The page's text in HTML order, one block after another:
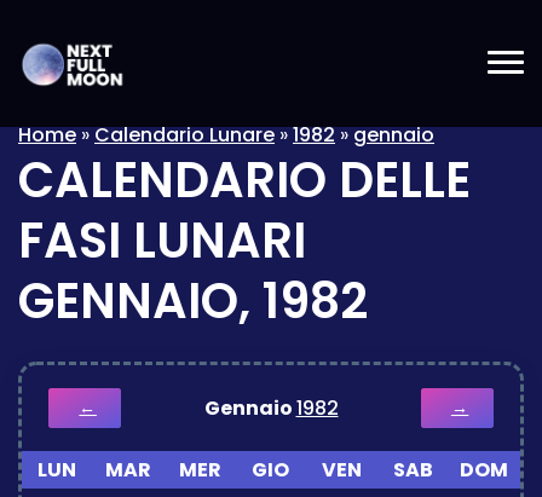
Home»Calendario Lunare»1982»gennaio
CALENDARIO DELLE
FASI LUNARI
GENNAIO, 1982
← Gennaio1982 →
LUN MAR MER GIO VEN SAB DOM